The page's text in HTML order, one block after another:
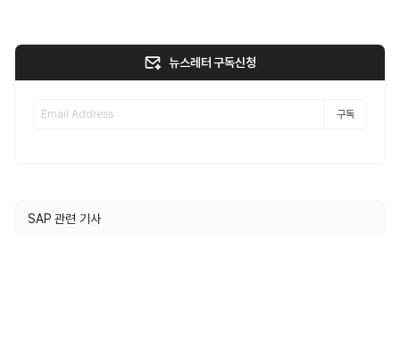
뉴스레터 구독신청
구독
SAP 관련 기사